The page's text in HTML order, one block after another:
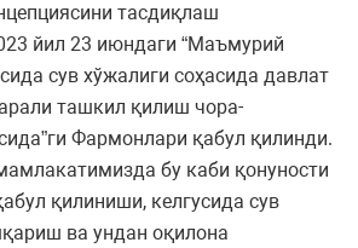
тасдиқлаш
йил 23 июндаги “Маъмурий
сув хўжалиги соҳасида давлат
ташкил қилиш чора-
Фармонлари қабул қилинди.
бу каби қонуности
қилиниши, келгусида сув
ва ундан оқилона